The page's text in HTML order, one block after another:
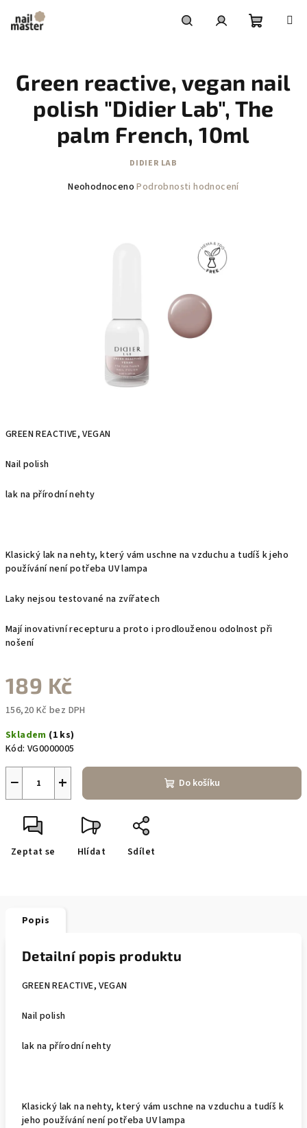
obsah
košík
GREEN REACTIVE, VEGAN
Nail polish
lak na přírodní nehty
Klasický lak na nehty, který vám uschne na vzduchu a tudíš k jeho
používání není potřeba UV lampa
Laky nejsou testované na zvířatech
Mají inovativní recepturu a proto i prodlouženou odolnost při
nošení
189 Kč
156,20 Kč bez DPH
cena:
Skladem (1 ks)
Kód: VG0000005
+
− Do košíku
Zeptat se Hlídat Sdílet
Green reactive, vegan nail
polish "Didier Lab", The
palm French, 10ml
DIDIER LAB
Průměrné
Neohodnoceno Podrobnosti hodnocení
Popis
Detailní popis produktu
GREEN REACTIVE, VEGAN
Nail polish
lak na přírodní nehty
Klasický lak na nehty, který vám uschne na vzduchu a tudíš k
jeho používání není potřeba UV lampa